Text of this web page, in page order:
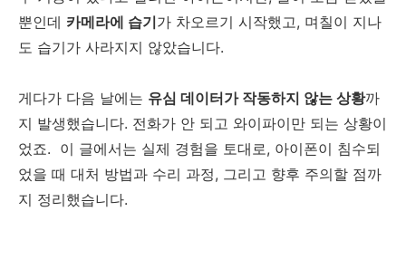
뿐인데 카메라에 습기가 차오르기 시작했고, 며칠이 지나
도 습기가 사라지지 않았습니다.
게다가 다음 날에는 유심 데이터가 작동하지 않는 상황까
지 발생했습니다. 전화가 안 되고 와이파이만 되는 상황이
었죠. 이 글에서는 실제 경험을 토대로, 아이폰이 침수되
었을 때 대처 방법과 수리 과정, 그리고 향후 주의할 점까
지 정리했습니다.